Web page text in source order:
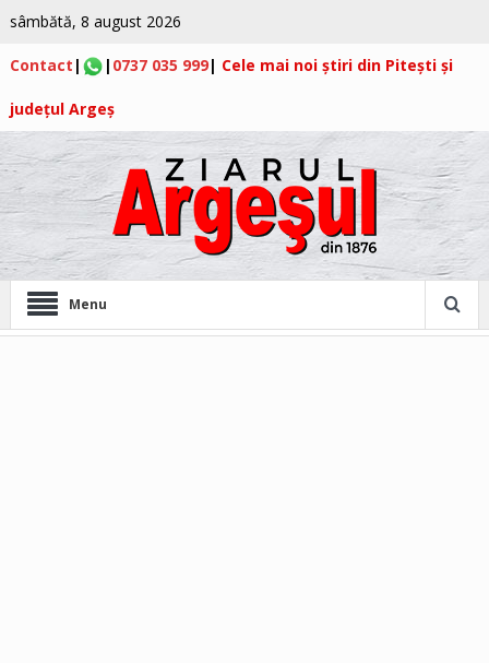
sâmbătă, 8 august 2026
Contact | | 0737 035 999| Cele mai noi știri din Pitești și
județul Argeș
Menu